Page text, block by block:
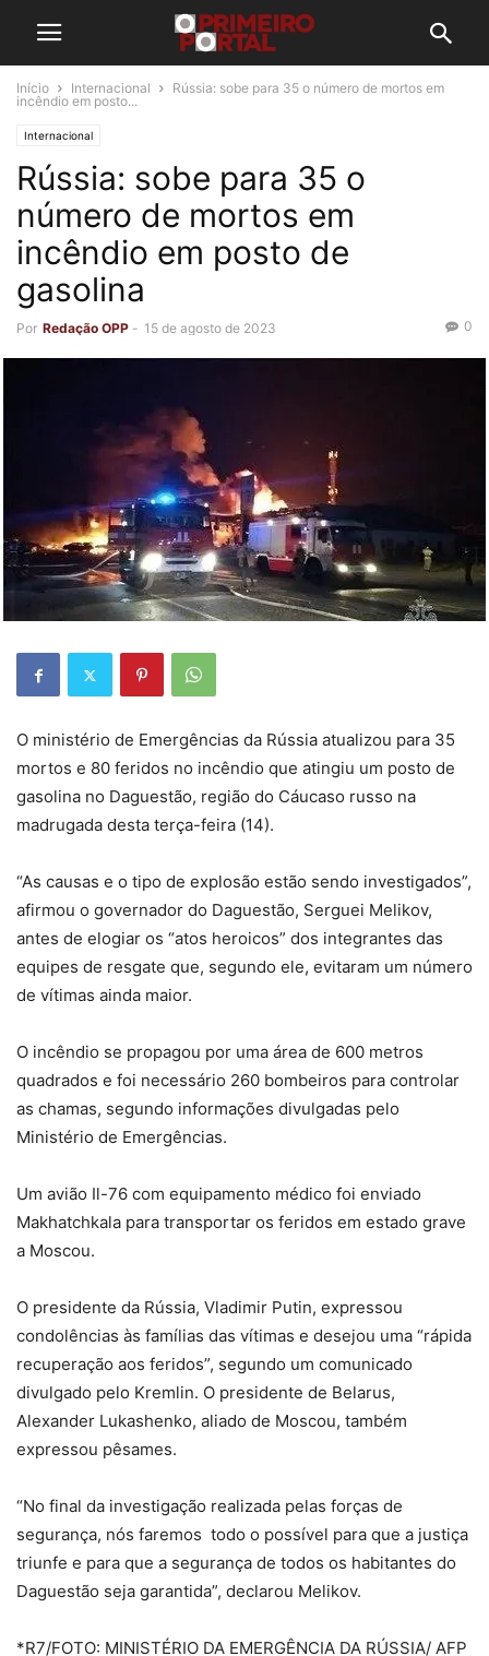
Início Internacional
Rússia: sobe para 35 o número de mortos em
incêndio em posto...
Internacional
Rússia: sobe para 35 o
número de mortos em
incêndio em posto de
gasolina
Por Redação OPP - 15 de agosto de 2023 0
O ministério de Emergências da Rússia atualizou para 35
mortos e 80 feridos no incêndio que atingiu um posto de
gasolina no Daguestão, região do Cáucaso russo na
madrugada desta terça-feira (14).
“As causas e o tipo de explosão estão sendo investigados”,
afirmou o governador do Daguestão, Serguei Melikov,
antes de elogiar os “atos heroicos” dos integrantes das
equipes de resgate que, segundo ele, evitaram um número
de vítimas ainda maior.
O incêndio se propagou por uma área de 600 metros
quadrados e foi necessário 260 bombeiros para controlar
as chamas, segundo informações divulgadas pelo
Ministério de Emergências.
Um avião Il-76 com equipamento médico foi enviado
Makhatchkala para transportar os feridos em estado grave
a Moscou.
O presidente da Rússia, Vladimir Putin, expressou
condolências às famílias das vítimas e desejou uma “rápida
recuperação aos feridos”, segundo um comunicado
divulgado pelo Kremlin. O presidente de Belarus,
Alexander Lukashenko, aliado de Moscou, também
expressou pêsames.
“No final da investigação realizada pelas forças de
segurança, nós faremos todo o possível para que a justiça
triunfe e para que a segurança de todos os habitantes do
Daguestão seja garantida”, declarou Melikov.
*R7/FOTO: MINISTÉRIO DA EMERGÊNCIA DA RÚSSIA/ AFP